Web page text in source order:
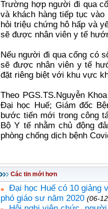
Trường hợp người đi qua
và khách hàng tiếp tục
hỏi triệu chứng hô hấp và
sẽ được nhân viên y tế
Nếu người đi qua cổng có
sẽ được nhân viên y tế
đặt riêng biệt với khu vực
Theo PGS.TS.Nguyễn
Đại học Huế; Giám đốc
bước tiến mới trong công
Bộ Y tế nhằm chủ động
phòng chống dịch bệnh
Các tin mới hơn
Đại học Huế có 10 giảng
phó giáo sư năm 2020 (06-